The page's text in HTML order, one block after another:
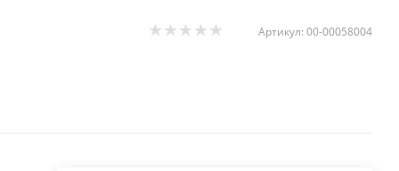
Артикул: 00-00058004